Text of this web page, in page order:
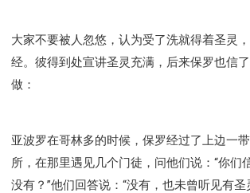
大家不要被人忽悠，认为受了洗就得着圣灵
经。彼得到处宣讲圣灵充满，后来保罗也信
做：
亚波罗在哥林多的时候，保罗经过了上边一
所，在那里遇见几个门徒，问他们说：“你们
没有？”他们回答说：“没有，也未曾听见有圣